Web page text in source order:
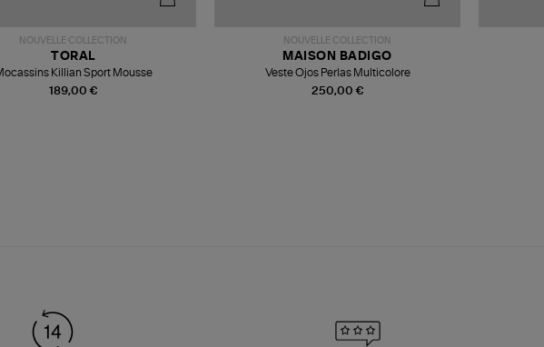
NOUVELLE COLLECTION
189,00 €
TORAL
Killian Sport Mousse
NOUVELLE COLLECTION
250,00 €
MAISON BADIGO
Veste Ojos Perlas Multicolore